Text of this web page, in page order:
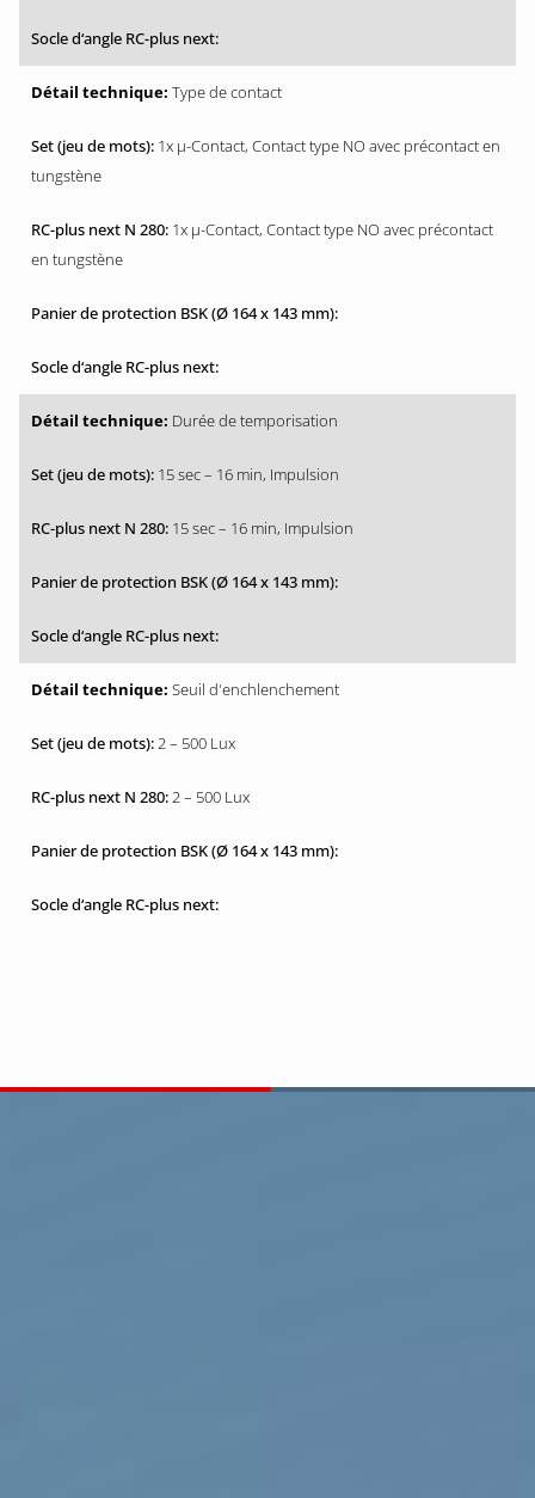
Type de contact
1x µ-Contact, Contact type NO avec précontact en
tungstène
1x µ-Contact, Contact type NO avec précontact
en tungstène
Durée de temporisation
15 sec – 16 min, Impulsion
15 sec – 16 min, Impulsion
Seuil d'enchlenchement
2 – 500 Lux
2 – 500 Lux